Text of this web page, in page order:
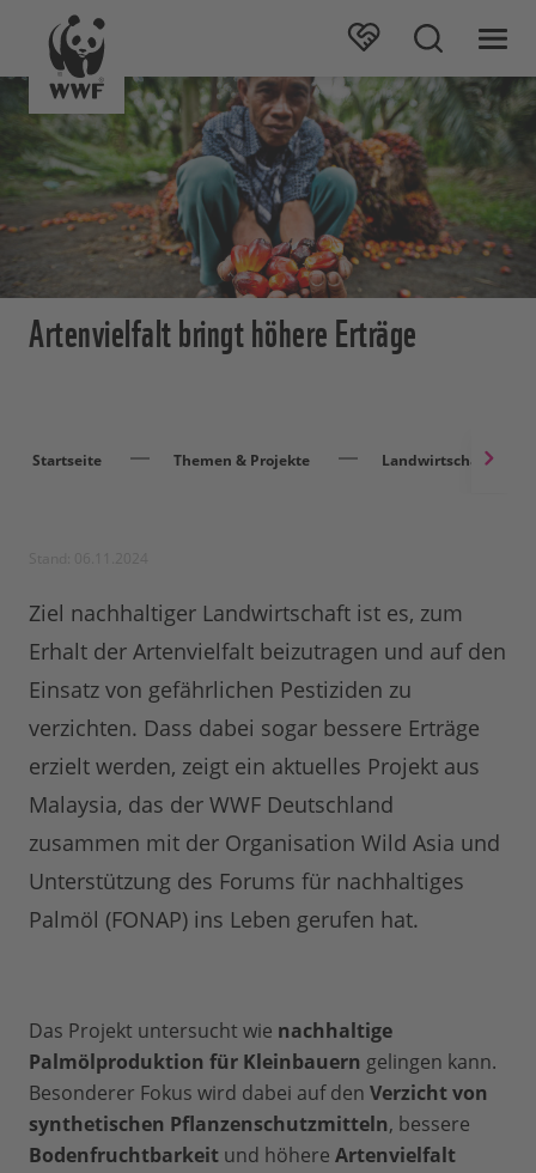
Artenvielfalt bringt höhere Erträge
Startseite Themen & Projekte Landwirtschaft
Ziel nachhaltiger Landwirtschaft ist es, zum
Erhalt der Artenvielfalt beizutragen und auf den
Einsatz von gefährlichen Pestiziden zu
verzichten. Dass dabei sogar bessere Erträge
erzielt werden, zeigt ein aktuelles Projekt aus
Malaysia, das der WWF Deutschland
zusammen mit der Organisation Wild Asia und
Unterstützung des Forums für nachhaltiges
Palmöl (FONAP) ins Leben gerufen hat.
Das Projekt untersucht wie nachhaltige
Palmölproduktion für Kleinbauern gelingen kann.
Besonderer Fokus wird dabei auf den Verzicht von
synthetischen Pflanzenschutzmitteln, bessere
Bodenfruchtbarkeit und höhere Artenvielfalt